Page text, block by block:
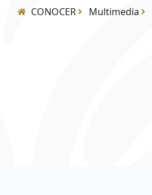
CONOCER Multimedia